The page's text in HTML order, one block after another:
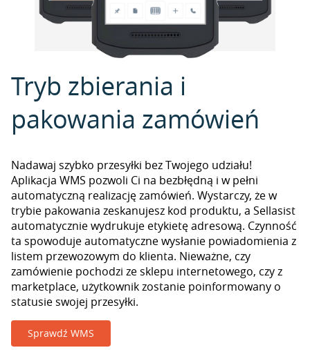
Tryb zbierania i
pakowania zamówień
Nadawaj szybko przesyłki bez Twojego udziału!
Aplikacja WMS pozwoli Ci na bezbłędną i w pełni
automatyczną realizację zamówień. Wystarczy, że w
trybie pakowania zeskanujesz kod produktu, a Sellasist
automatycznie wydrukuje etykietę adresową. Czynność
ta spowoduje automatyczne wysłanie powiadomienia z
listem przewozowym do klienta. Nieważne, czy
zamówienie pochodzi ze sklepu internetowego, czy z
marketplace, użytkownik zostanie poinformowany o
statusie swojej przesyłki.
Sprawdź WMS